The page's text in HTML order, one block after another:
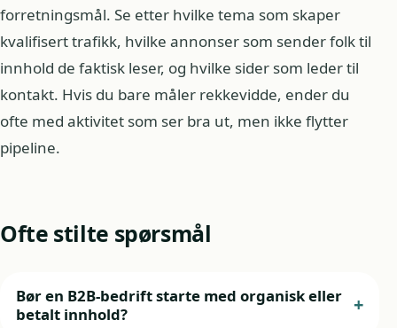
forretningsmål. Se etter hvilke tema som skaper
kvalifisert trafikk, hvilke annonser som sender folk til
innhold de faktisk leser, og hvilke sider som leder til
kontakt. Hvis du bare måler rekkevidde, ender du
ofte med aktivitet som ser bra ut, men ikke flytter
pipeline.
Ofte stilte spørsmål
Bør en B2B-bedrift starte med organisk eller
betalt innhold?